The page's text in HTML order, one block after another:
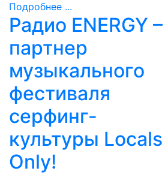
Подробнее ...
Радио ENERGY –
партнер
музыкального
фестиваля
серфинг-
культуры Locals
Only!